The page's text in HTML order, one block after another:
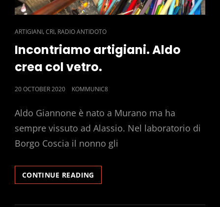
CAT
LINKS
ARTIGIANI,CRI, RADIO ANTIDOTO
Incontriamo artigiani. Aldo
crea col vetro.
POSTED
20 OCTOBER 2020 KOMMUNIC8
Aldo Giannone è nato a Murano ma ha
sempre vissuto ad Alassio. Nel laboratorio di
Borgo Coscia il nonno gli
CONTINUE READING
ARTIGIANI.